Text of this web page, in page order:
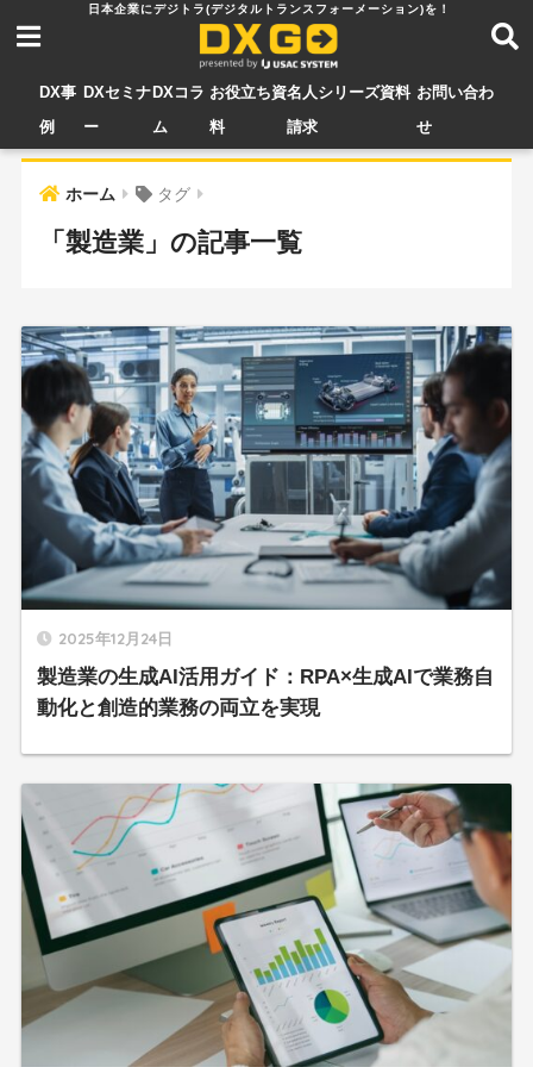
DX事
例
DXセミナ
ー
DXコラ
ム
お役立ち資
料
名人シリーズ資料
請求
お問い合わ
せ
ホーム タグ
「製造業」の記事一覧
2025年12月24日
製造業の生成AI活用ガイド：RPA×生成AIで業務自
動化と創造的業務の両立を実現